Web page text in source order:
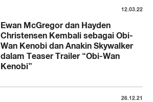
12.03.22
Ewan McGregor dan Hayden
Christensen Kembali sebagai Obi-
Wan Kenobi dan Anakin Skywalker
dalam Teaser Trailer “Obi-Wan
Kenobi”
26.12.21